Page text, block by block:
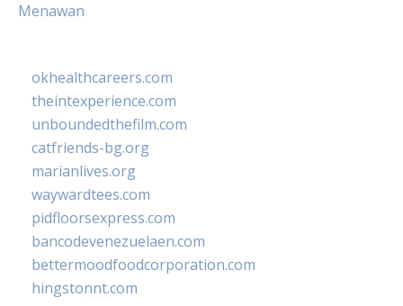
Menawan
okhealthcareers.com
theintexperience.com
unboundedthefilm.com
catfriends-bg.org
marianlives.org
waywardtees.com
pidfloorsexpress.com
bancodevenezuelaen.com
bettermoodfoodcorporation.com
hingstonnt.com